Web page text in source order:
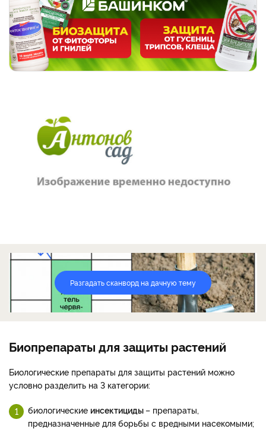
Разгадать сканворд на дачную тему
Биопрепараты для защиты растений
Биологические препараты для защиты растений можно
условно разделить на 3 категории:
биологические инсектициды– препараты,
предназначенные для борьбы с вредными насекомыми;